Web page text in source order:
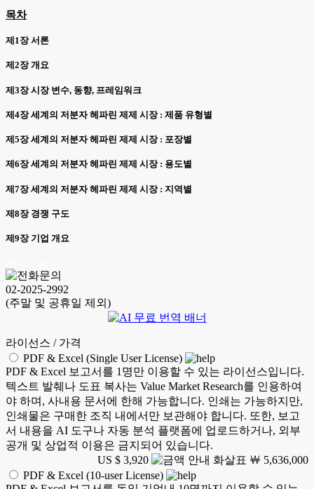
목차
제1장 서론
제2장 개요
제3장 시장 변수, 동향, 프레임워크
제4장 세계의 저분자 헤파린 제제 시장 : 제품 유형별
제5장 세계의 저분자 헤파린 제제 시장 : 포장별
제6장 세계의 저분자 헤파린 제제 시장 : 용도별
제7장 세계의 저분자 헤파린 제제 시장 : 지역별
제8장 경쟁 구도
제9장 기업 개요
02-2025-2992
(주말 및 공휴일 제외)
라이선스 / 가격
PDF & Excel (Single User License)
PDF & Excel 보고서를 1명만 이용할 수 있는 라이선스입니다.
텍스트 발췌나 도표 복사는 Value Market Research를 인용하여
야 하며, 사내용 문서에 한해 가능합니다. 인쇄는 가능하지만,
인쇄물은 구매한 조직 내에서만 보관해야 합니다. 또한, 보고
서 내용을 AI 도구나 자동 분석 플랫폼에 업로드하거나, 외부
공개 및 상업적 이용은 금지되어 있습니다.
US $ 3,920
￦ 5,636,000
PDF & Excel (10-user License)